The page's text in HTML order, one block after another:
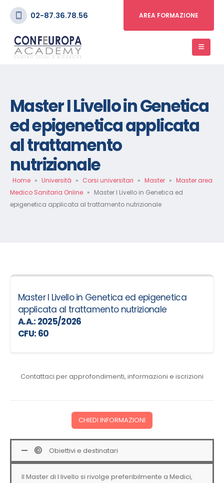
02-87.36.78.56 AREA FORMAZIONE
Master I Livello in Genetica
ed epigenetica applicata
al trattamento
nutrizionale
Home » Università » Corsi universitari » Master » Master area
Medico Sanitaria Online » Master I Livello in Genetica ed
epigenetica applicata al trattamento nutrizionale
Master I Livello in Genetica ed epigenetica
applicata al trattamento nutrizionale
A.A.: 2025/2026
CFU: 60
Contattaci per approfondimenti, informazioni e iscrizioni
CHIEDI INFORMAZIONI
Obiettivi e destinatari
Il Master di I livello si rivolge preferibilmente a Medici,